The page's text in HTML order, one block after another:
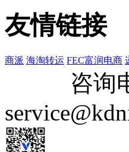
友情链接
商派 海淘转运 FEC富润电商
咨询